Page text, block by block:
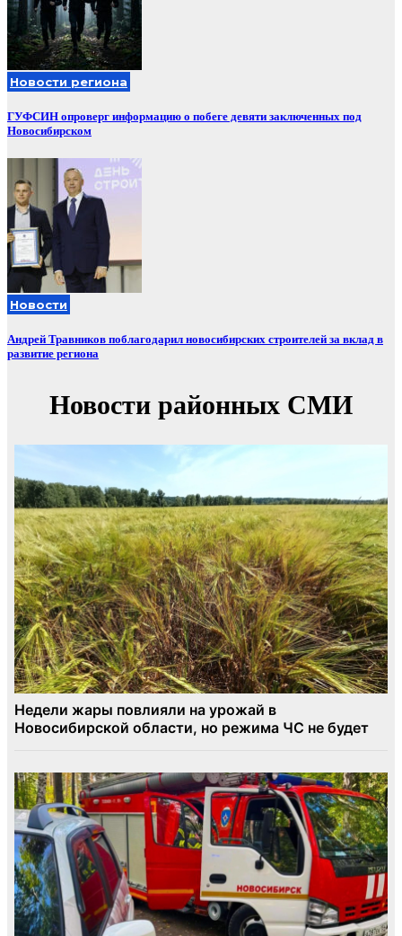
Новости региона
ГУФСИН опроверг информацию о побеге девяти заключенных под
Новосибирском
Новости
Андрей Травников поблагодарил новосибирских строителей за вклад в
развитие региона